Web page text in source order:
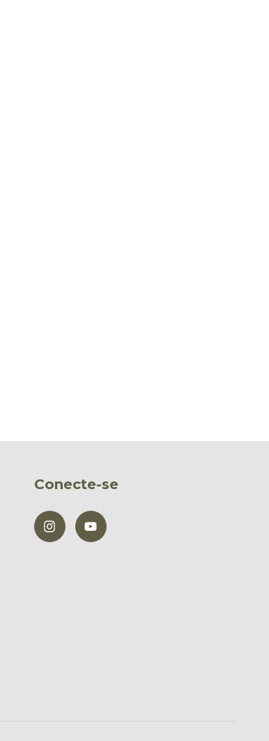
Conecte-se